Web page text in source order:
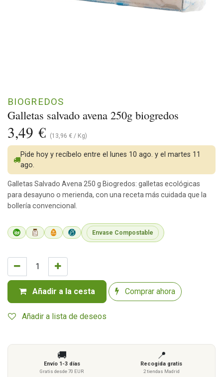
Galletas salvado avena 250g biogredos
BIOGREDOS
3,49 € (13,96 € / Kg)
Añadir a la cesta Comprar ahora
Añadir a lista de deseos
Pide hoy y recíbelo entre el lunes 10 ago. y el martes 11
ago.
Galletas Salvado Avena 250 g Biogredos: galletas ecológicas
para desayuno o merienda, con una receta más cuidada que la
bollería convencional.
Envase Compostable
🚚
Envío 1-3 días
Gratis desde 70 EUR
📍
Recogida gratis
2 tiendas Madrid